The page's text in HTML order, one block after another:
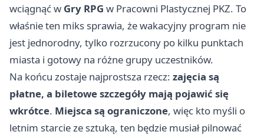
wciągnąć w Gry RPG w Pracowni Plastycznej PKZ. To
właśnie ten miks sprawia, że wakacyjny program nie
jest jednorodny, tylko rozrzucony po kilku punktach
miasta i gotowy na różne grupy uczestników.
Na końcu zostaje najprostsza rzecz: zajęcia są
płatne, a biletowe szczegóły mają pojawić się
wkrótce. Miejsca są ograniczone, więc kto myśli o
letnim starcie ze sztuką, ten będzie musiał pilnować